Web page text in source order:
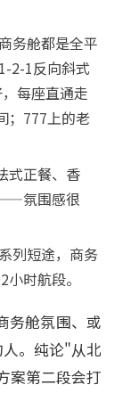
务舱都是全平
2-1反向斜式
每座直通走
；777上的老
式正餐、香
氛围感很
列短途，商务
时航段。
务舱氛围、或
。纯论"从北
案第二段会打